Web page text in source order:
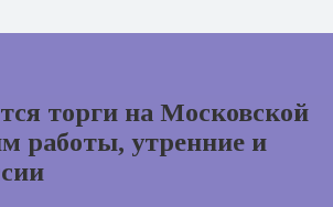
торги на Московской
работы, утренние и